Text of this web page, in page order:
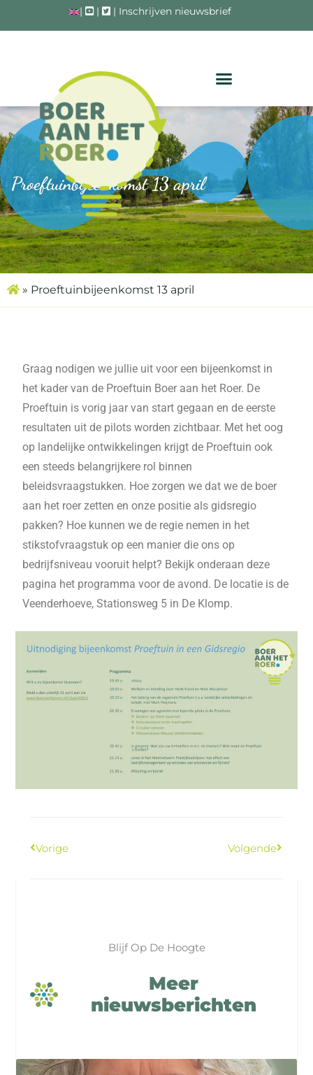
| | | Inschrijven nieuwsbrief
Proeftuinbijeenkomst 13 april
» Proeftuinbijeenkomst 13 april
Graag nodigen we jullie uit voor een bijeenkomst in
het kader van de Proeftuin Boer aan het Roer. De
Proeftuin is vorig jaar van start gegaan en de eerste
resultaten uit de pilots worden zichtbaar. Met het oog
op landelijke ontwikkelingen krijgt de Proeftuin ook
een steeds belangrijkere rol binnen
beleidsvraagstukken. Hoe zorgen we dat we de boer
aan het roer zetten en onze positie als gidsregio
pakken? Hoe kunnen we de regie nemen in het
stikstofvraagstuk op een manier die ons op
bedrijfsniveau vooruit helpt? Bekijk onderaan deze
pagina het programma voor de avond. De locatie is de
Veenderhoeve, Stationsweg 5 in De Klomp.
Vorige Volgende
Blijf Op De Hoogte
Meer
nieuwsberichten